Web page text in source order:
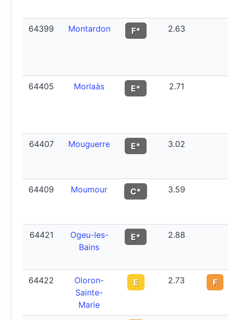
64399 Montardon F* 2.63
64405 Morlaàs E* 2.71
64407 Mouguerre E* 3.02
64409 Moumour C* 3.59
64421
Ogeu-les-
Bains
E* 2.88
64422
Oloron-
Sainte-
Marie
E 2.73 F